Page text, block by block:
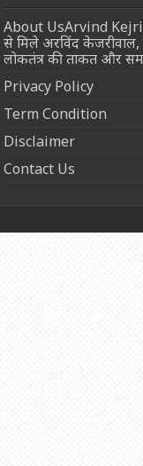
About UsArvind
से मिले अरविंद केजरीवाल,
लोकतंत्र की ताकत और
Privacy Policy
Term Condition
Disclaimer
Contact Us